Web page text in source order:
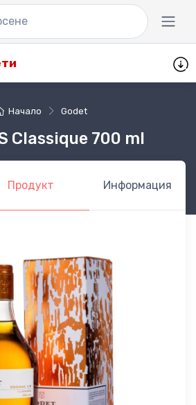
Начало Godet
Classique 700 ml
Продукт Информация